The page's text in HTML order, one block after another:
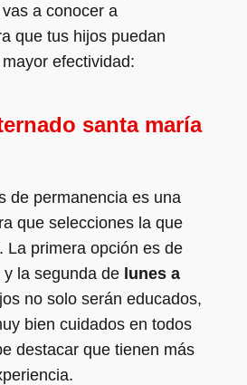
a conocer a
que tus hijos puedan
efectividad:
santa maría
de permanencia es una
que selecciones la que
La primera opción es de
y la segunda de lunes a
no solo serán educados,
bien cuidados en todos
destacar que tienen más